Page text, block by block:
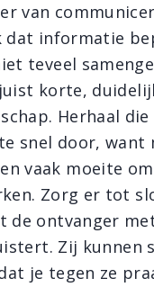
van
dat informatie
teveel
korte,
Herhaal die
snel door, want
vaak moeite
Zorg er tot
de ontvanger
Zij kunnen
je tegen ze